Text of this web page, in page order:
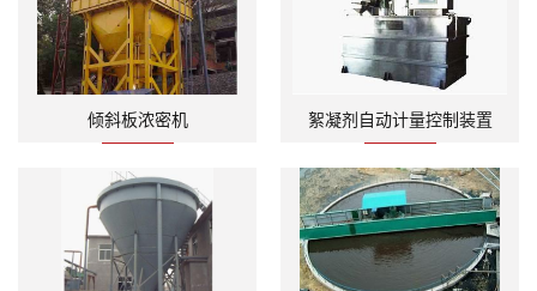
倾斜板浓密机 絮凝剂自动计量控制装置